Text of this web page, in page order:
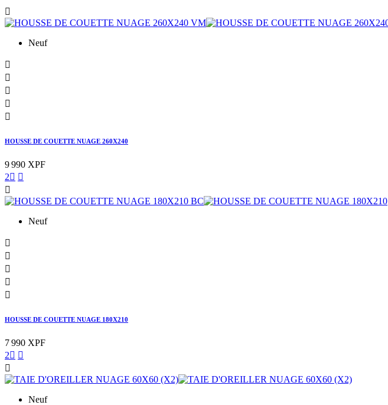

Neuf





HOUSSE DE COUETTE NUAGE 260X240
9 990 XPF
2 

Neuf





HOUSSE DE COUETTE NUAGE 180X210
7 990 XPF
2 

Neuf